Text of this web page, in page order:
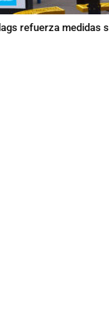
refuerza medidas